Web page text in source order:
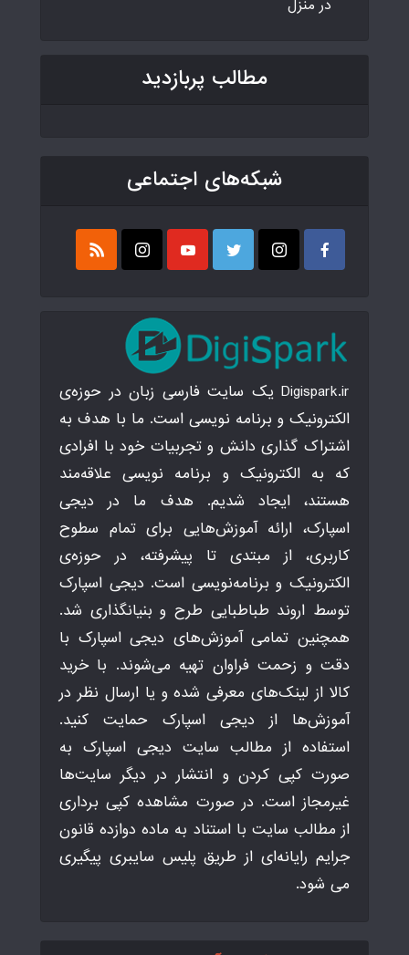
در منزل
مطالب پربازدید
شبکه‌های اجتماعی
Digispark.ir یک سایت فارسی زبان در حوزه‌ی
الکترونیک و برنامه نویسی است. ما با هدف به
اشتراک گذاری دانش و تجربیات خود با افرادی
که به الکترونیک و برنامه نویسی علاقه‌مند
هستند، ایجاد شدیم. هدف ما در دیجی
اسپارک، ارائه آموزش‌هایی برای تمام سطوح
کاربری، از مبتدی تا پیشرفته، در حوزه‌ی
الکترونیک و برنامه‌نویسی است. دیجی اسپارک
توسط اروند طباطبایی طرح و بنیانگذاری شد.
همچنین تمامی آموزش‌های دیجی اسپارک با
دقت و زحمت فراوان تهیه می‌شوند. با خرید
کالا از لینک‌های معرفی شده و یا ارسال نظر در
آموزش‌ها از دیجی اسپارک حمایت کنید.
استفاده از مطالب سایت دیجی اسپارک به
صورت کپی کردن و انتشار در دیگر سایت‌ها
غیرمجاز است. در صورت مشاهده کپی برداری
از مطالب سایت با استناد به ماده دوازده قانون
جرایم رایانه‌ای از طریق پلیس سایبری پیگیری
می شود.